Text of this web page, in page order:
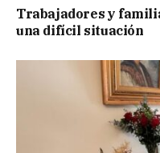
Trabajadores y
una difícil situación